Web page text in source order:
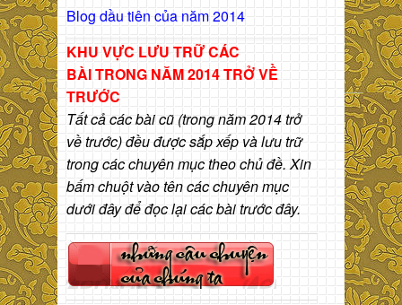
Blog dầu tiên của năm 2014
KHU VỰC LƯU TRỮ CÁC
BÀITRONG NĂM 2014 TRỞ VỀ
TRƯỚC
Tất cả các bài cũ (trong năm 2014 trở
về trước) đều được sắp xếp và lưu trữ
trong các chuyên mục theo chủ đề. Xin
bấm chuột vào tên các chuyên mục
dưới đây để đọc lại các bài trước đây.